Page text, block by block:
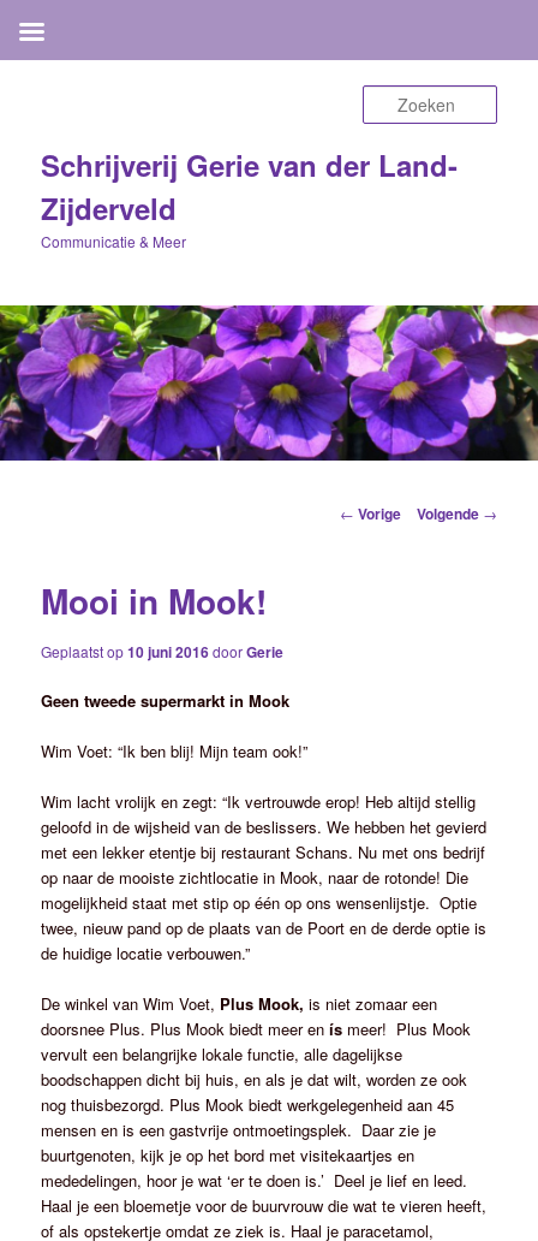
Schrijverij Gerie van der Land-
Zijderveld
Communicatie & Meer
Berichtnavigatie
← Vorige Volgende →
Mooi in Mook!
Geplaatst op10 juni 2016doorGerie
Geen tweede supermarkt in Mook
Wim Voet: “Ik ben blij! Mijn team ook!”
Wim lacht vrolijk en zegt: “Ik vertrouwde erop! Heb altijd stellig
geloofd in de wijsheid van de beslissers. We hebben het gevierd
met een lekker etentje bij restaurant Schans. Nu met ons bedrijf
op naar de mooiste zichtlocatie in Mook, naar de rotonde! Die
mogelijkheid staat met stip op één op ons wensenlijstje. Optie
twee, nieuw pand op de plaats van de Poort en de derde optie is
de huidige locatie verbouwen.”
De winkel van Wim Voet, Plus Mook, is niet zomaar een
doorsnee Plus. Plus Mook biedt meer enís meer! Plus Mook
vervult een belangrijke lokale functie, alle dagelijkse
boodschappen dicht bij huis, en als je dat wilt, worden ze ook
nog thuisbezorgd. Plus Mook biedt werkgelegenheid aan 45
mensen en is een gastvrije ontmoetingsplek. Daar zie je
buurtgenoten, kijk je op het bord met visitekaartjes en
mededelingen, hoor je wat ‘er te doen is.’ Deel je lief en leed.
Haal je een bloemetje voor de buurvrouw die wat te vieren heeft,
of als opstekertje omdat ze ziek is. Haal je paracetamol,